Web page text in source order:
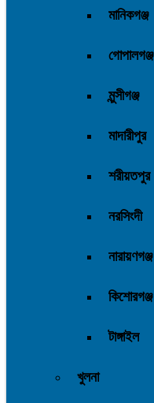
মানিকগঞ্জ
গোপালগঞ্জ
মুন্সীগঞ্জ
মাদারীপুর
শরীয়তপুর
নরসিংদী
নারায়ণগঞ্জ
কিশোরগঞ্জ
টাঙ্গাইল
খুলনা